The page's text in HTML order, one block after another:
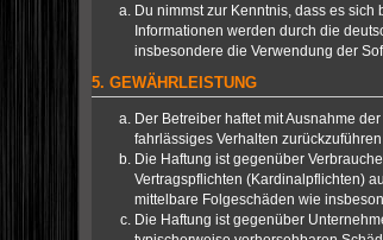
Du nimmst zur Kenntnis, dass es sich
Informationen werden durch die
insbesondere die Verwendung der
5. GEWÄHRLEISTUNG
Der Betreiber haftet mit Ausnahme
fahrlässiges Verhalten
Die Haftung ist gegenüber
Vertragspflichten (Kardinalpflichten)
mittelbare Folgeschäden wie
Die Haftung ist gegenüber